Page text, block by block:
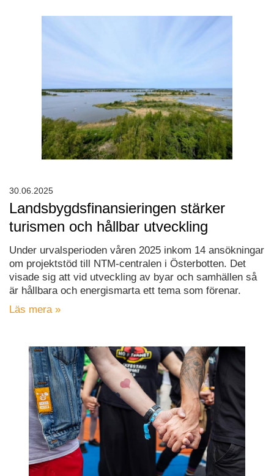
Landsbygdsfinansieringen stärker
turismen och hållbar utveckling
Under urvalsperioden våren 2025 inkom 14 ansökningar
om projektstöd till NTM-centralen i Österbotten. Det
visade sig att vid utveckling av byar och samhällen så
är hållbara och energismarta ett tema som förenar.
Läs mera »
30.06.2025